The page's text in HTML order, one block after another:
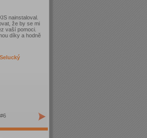
nainstaloval.
že by se mi
vaší pomoci.
díky a hodně
#6